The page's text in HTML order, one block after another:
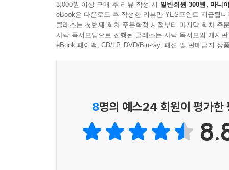
교양서이다.
인생의 멋과 자유, 그리고 타자와의 공존을 모색하
왕멍은 『장자』의 원문에 대한 해석에 급급하기
미국처럼 생존경쟁을 강조하고, 이론상으로나 법
나 부쟁不爭(다투지 않음) 같은 개념은 절대로
3,000원 이상 구매 후 리뷰 작성 시 일반회원 300원, 마니
eBook은 다운로드 후 작성한 리뷰만 YES포인트 지급됩니
클래스는 첫번째 회차 주문확정 시점부터 마지막 회차 주
사락 독서모임으로 진행된 클래스는 사락 독서모임 게시
eBook 페이백, CD/LP, DVD/Blu-ray, 패션 및 판매금지 상
8명의 예스24 회원이 평가한